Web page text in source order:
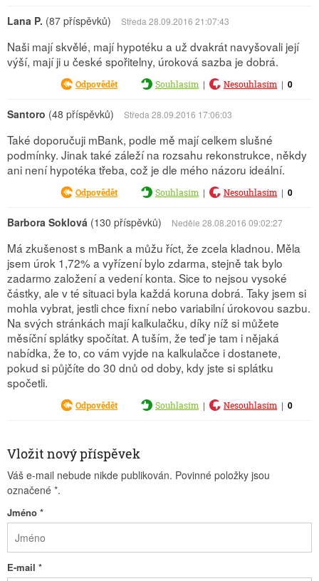
Lana P. (87 příspěvků) Středa 28.09.2016 21:07:43
Naši mají skvělé, mají hypotéku a už dvakrát navyšovali její
výší, mají ji u české spořitelny, úroková sazba je dobrá.
Odpovědět Souhlasím | Nesouhlasím | 0
Santoro (48 příspěvků) Středa 28.09.2016 17:06:03
Také doporučuji mBank, podle mě mají celkem slušné
podmínky. Jinak také záleží na rozsahu rekonstrukce, někdy
ani není hypotéka třeba, což je dle mého názoru ideální.
Odpovědět Souhlasím | Nesouhlasím | 0
Barbora Soklová (130 příspěvků) Neděle 28.08.2016 09:02:27
Má zkušenost s mBank a můžu říct, že zcela kladnou. Měla
jsem úrok 1,72% a vyřízení bylo zdarma, stejně tak bylo
zadarmo založení a vedení konta. Sice to nejsou vysoké
částky, ale v té situaci byla každá koruna dobrá. Taky jsem si
mohla vybrat, jestli chce fixní nebo variabilní úrokovou sazbu.
Na svých stránkách mají kalkulačku, díky níž si můžete
měsíční splátky spočítat. A tuším, že teď je tam i nějaká
nabídka, že to, co vám vyjde na kalkulačce i dostanete,
pokud si půjčíte do 30 dnů od doby, kdy jste si splátku
spočetli.
Odpovědět Souhlasím | Nesouhlasím | 0
Vložit nový příspěvek
Váš e-mail nebude nikde publikován. Povinné položky jsou
označené *.
Jméno *
E-mail *